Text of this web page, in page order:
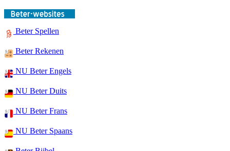
Beter Spellen
Beter Rekenen
NU Beter Engels
NU Beter Duits
NU Beter Frans
NU Beter Spaans